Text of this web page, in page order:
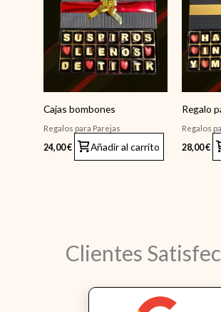
Cajas bombones
Regalos para Parejas
24,00€ Añadir al carrito
Regalo
Regalos
28,00€
Clientes